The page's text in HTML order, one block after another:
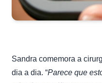
Sandra comemora a
dia a dia. “Parece que